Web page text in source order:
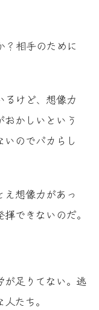
？相手のために
るけど、想像力
かしいという
のでバカらし
想像力があっ
できないのだ。
が足りてない。逃
たち。